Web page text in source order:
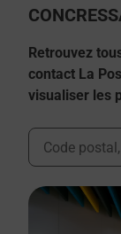
Retrouvez
contact La
visualiser les
Ville,